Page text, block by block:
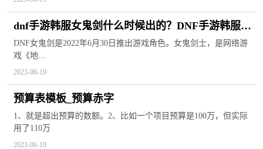
dnf手游韩服女鬼剑什么时候出的？DNF手游韩服女
鬼剑怎么转职？
DNF女鬼剑是2022年6月30日推出游戏角色。女鬼剑士，是网络游
戏《地...
2023-06-19
预算表模板_预算赤字
1、就是超出预算的数额。2、比如一个项目预算是100万，但实际
用了110万
2023-06-19